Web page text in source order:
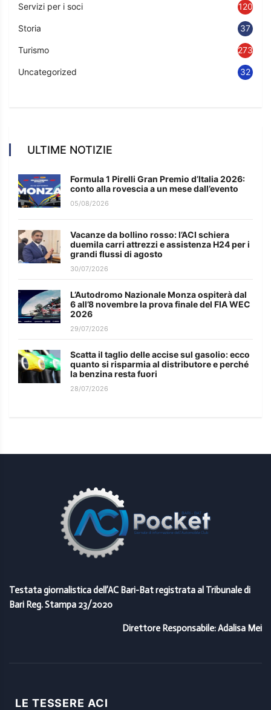
Servizi per i soci 120
Storia 37
Turismo 273
Uncategorized 32
ULTIME NOTIZIE
Formula 1 Pirelli Gran Premio d’Italia 2026:
conto alla rovescia a un mese dall’evento
05/08/2026
Vacanze da bollino rosso: l’ACI schiera
duemila carri attrezzi e assistenza H24 per i
grandi flussi di agosto
30/07/2026
L’Autodromo Nazionale Monza ospiterà dal
6 all’8 novembre la prova finale del FIA WEC
2026
29/07/2026
Scatta il taglio delle accise sul gasolio: ecco
quanto si risparmia al distributore e perché
la benzina resta fuori
28/07/2026
Testata giornalistica dell’AC Bari-Bat registrata al Tribunale di
Bari Reg. Stampa 23/2020
Direttore Responsabile: Adalisa Mei
LE TESSERE ACI